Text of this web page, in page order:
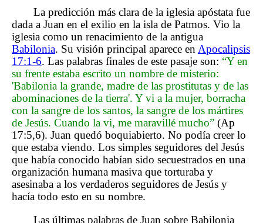
La predicción más clara de la iglesia apóstata fue
dada a Juan en el exilio en la isla de Patmos. Vio la
iglesia como un renacimiento de la antigua
Babilonia. Su visión principal aparece en Apocalipsis
17:1-6. Las palabras finales de este pasaje son: “Y en
su frente estaba escrito un nombre de misterio:
'Babilonia la grande, madre de las prostitutas y de las
abominaciones de la tierra'. Y vi a la mujer, borracha
con la sangre de los santos, la sangre de los mártires
de Jesús. Cuando la vi, me maravillé mucho” (Ap
17:5,6). Juan quedó boquiabierto. No podía creer lo
que estaba viendo. Los simples seguidores del Jesús
que había conocido habían sido secuestrados en una
organización humana masiva que torturaba y
asesinaba a los verdaderos seguidores de Jesús y
hacía todo esto en su nombre.
Las últimas palabras de Juan sobre Babilonia